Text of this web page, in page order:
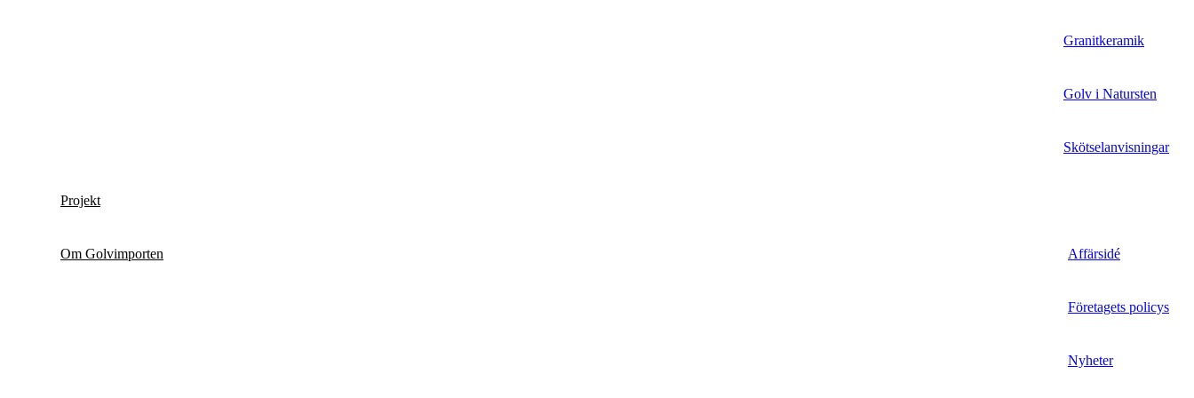
Granitkeramik
Golv i Natursten
Skötselanvisningar
Projekt
Om Golvimporten Affärsidé
Företagets policys
Nyheter